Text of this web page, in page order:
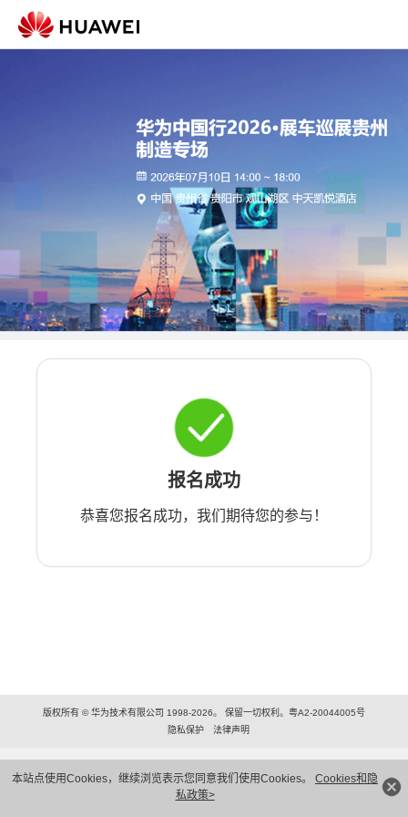
本站点使用Cookies，继续浏览表示您同意我们使用Cookies。 Cookies和隐
私政策>
报名成功
恭喜您报名成功，我们期待您的参与！
版权所有 © 华为技术有限公司 1998-2026。 保留一切权利。粤A2-20044005号
隐私保护
法律声明